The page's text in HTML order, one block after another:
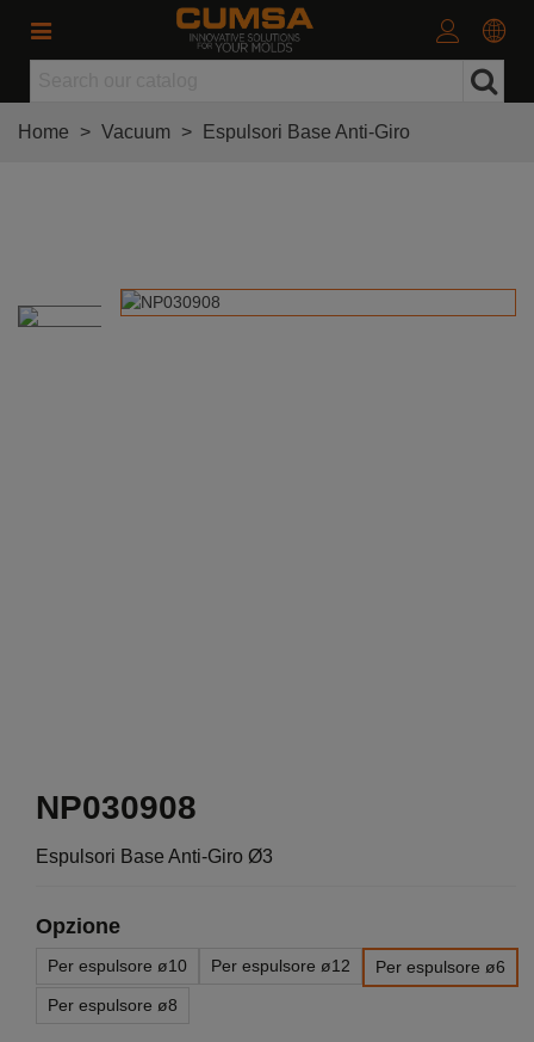
Home > Vacuum > Espulsori Base Anti-Giro
NP030908
Espulsori Base Anti-Giro Ø3
Opzione
Per espulsore ø10 Per espulsore ø12
Per espulsore ø6
Per espulsore ø8